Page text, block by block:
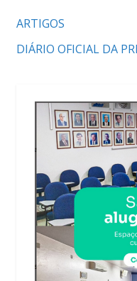
ARTIGOS
DIÁRIO OFICIAL DA